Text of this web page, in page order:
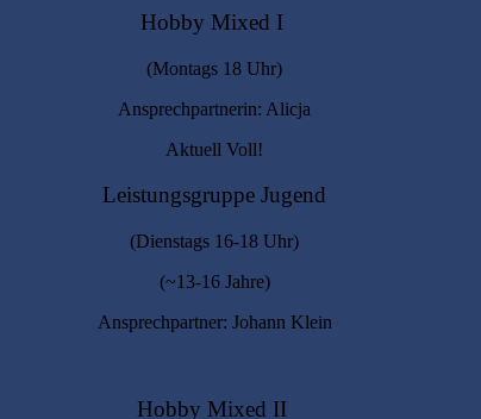
Hobby Mixed I
(Montags 18 Uhr)
Ansprechpartnerin: Alicja
Aktuell Voll!
Leistungsgruppe Jugend
(Dienstags 16-18 Uhr)
(~13-16 Jahre)
Ansprechpartner: Johann Klein
Hobby Mixed II